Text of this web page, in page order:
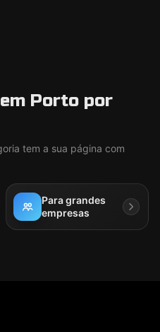
Porto por
tem a sua página com
Para grandes
empresas